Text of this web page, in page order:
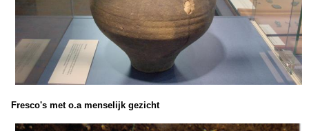
Fresco's met o.a menselijk gezicht